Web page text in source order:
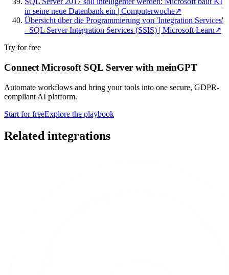
in seine neue Datenbank ein | Computerwoche↗
Übersicht über die Programmierung von 'Integration Services'
- SQL Server Integration Services (SSIS) | Microsoft Learn↗
Try for free
Connect Microsoft SQL Server with meinGPT
Automate workflows and bring your tools into one secure, GDPR-
compliant AI platform.
Start for freeExplore the playbook
Related integrations